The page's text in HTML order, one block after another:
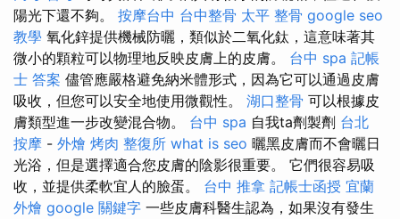
陽光下還不夠。 按摩台中 台中整骨 太平 整骨 google seo
教學 氧化鋅提供機械防曬，類似於二氧化鈦，這意味著其
微小的顆粒可以物理地反映皮膚上的皮膚。 台中 spa 記帳
士 答案 儘管應嚴格避免納米體形式，因為它可以通過皮膚
吸收，但您可以安全地使用微觀性。 湖口整骨 可以根據皮
膚類型進一步改變混合物。 台中 spa 自我ta劑製劑 台北
按摩 - 外燴 烤肉 整復所 what is seo 曬黑皮膚而不會曬日
光浴，但是選擇適合您皮膚的陰影很重要。 它們很容易吸
收，並提供柔軟宜人的臉蛋。 台中 推拿 記帳士函授 宜蘭
外燴 google 關鍵字 一些皮膚科醫生認為，如果沒有發生